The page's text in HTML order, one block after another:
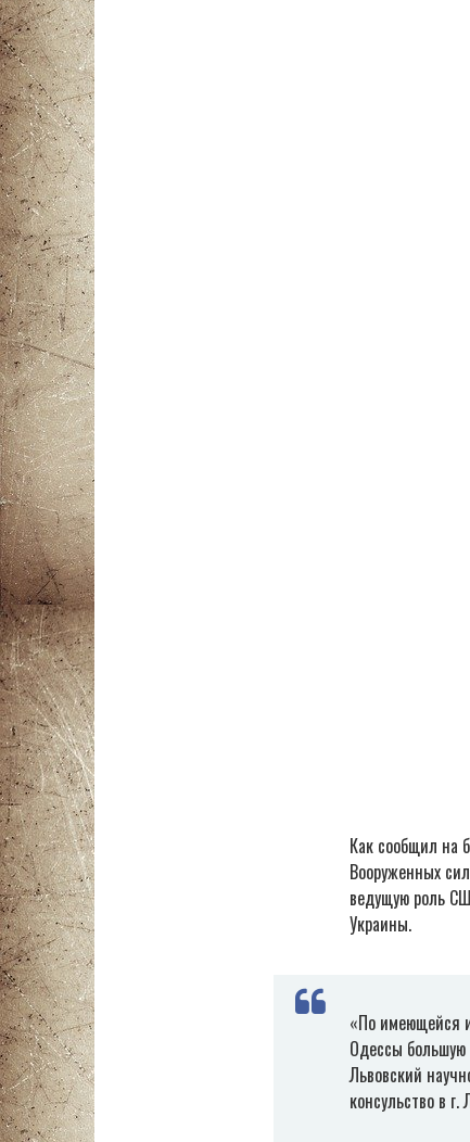
Как сообщил на
Вооруженных
ведущую роль
Украины.
«По имеющейся
Одессы большую
Львовский
консульство в